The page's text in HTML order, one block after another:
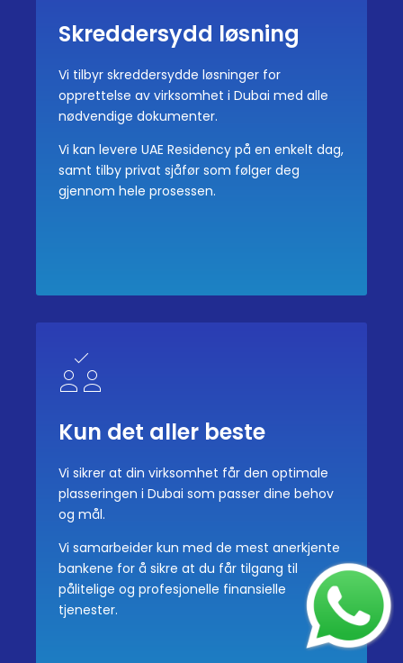
Skreddersydd løsning
Vi tilbyr skreddersydde løsninger for
opprettelse av virksomhet i Dubai med alle
nødvendige dokumenter.
Vi kan levere UAE Residency på en enkelt dag,
samt tilby privat sjåfør som følger deg
gjennom hele prosessen.
Kun det aller beste
Vi sikrer at din virksomhet får den optimale
plasseringen i Dubai som passer dine behov
og mål.
Vi samarbeider kun med de mest anerkjente
bankene for å sikre at du får tilgang til
pålitelige og profesjonelle finansielle
tjenester.